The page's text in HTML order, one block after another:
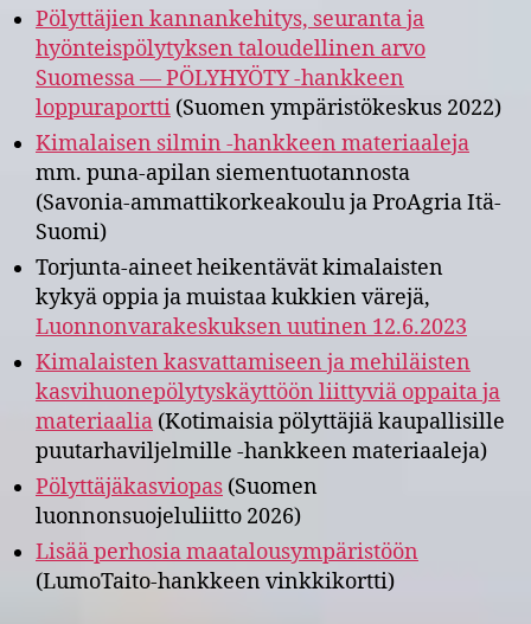
Pölyttäjien kannankehitys, seuranta ja
hyönteispölytyksen taloudellinen arvo
Suomessa — PÖLYHYÖTY -hankkeen
loppuraportti (Suomen ympäristökeskus 2022)
Kimalaisen silmin -hankkeen materiaaleja
mm. puna-apilan siementuotannosta
(Savonia-ammattikorkeakoulu ja ProAgria Itä-
Suomi)
Torjunta-aineet heikentävät kimalaisten
kykyä oppia ja muistaa kukkien värejä,
Luonnonvarakeskuksen uutinen 12.6.2023
Kimalaisten kasvattamiseen ja mehiläisten
kasvihuonepölytyskäyttöön liittyviä oppaita ja
materiaalia (Kotimaisia pölyttäjiä kaupallisille
puutarhaviljelmille -hankkeen materiaaleja)
Pölyttäjäkasviopas (Suomen
luonnonsuojeluliitto 2026)
Lisää perhosia maatalousympäristöön
(LumoTaito-hankkeen vinkkikortti)